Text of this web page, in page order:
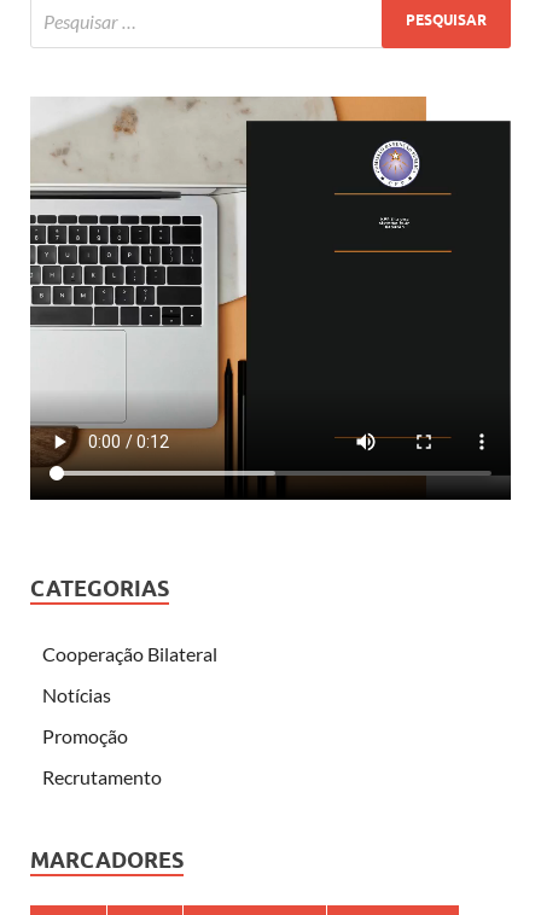
CATEGORIAS
Cooperação Bilateral
Notícias
Promoção
Recrutamento
MARCADORES